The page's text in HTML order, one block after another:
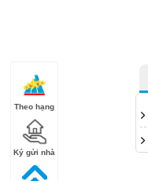
Theo hạng
Ký gửi nhà